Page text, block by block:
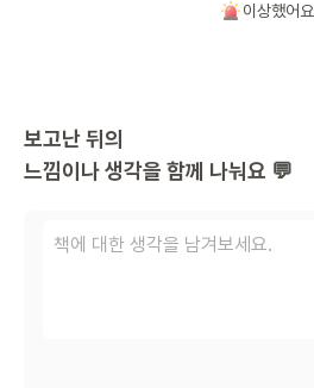
이상했어요
보고난 뒤의
느낌이나 생각을 함께 나눠요 💬